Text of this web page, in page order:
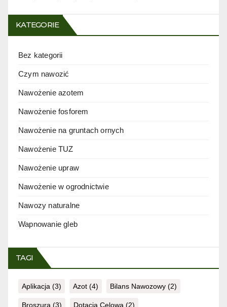
KATEGORIE
Bez kategorii
Czym nawozić
Nawożenie azotem
Nawożenie fosforem
Nawożenie na gruntach ornych
Nawożenie TUZ
Nawożenie upraw
Nawożenie w ogrodnictwie
Nawozy naturalne
Wapnowanie gleb
TAGI
Aplikacja (3) Azot (4) Bilans Nawozowy (2)
Broszura (3) Dotacja Celowa (2)